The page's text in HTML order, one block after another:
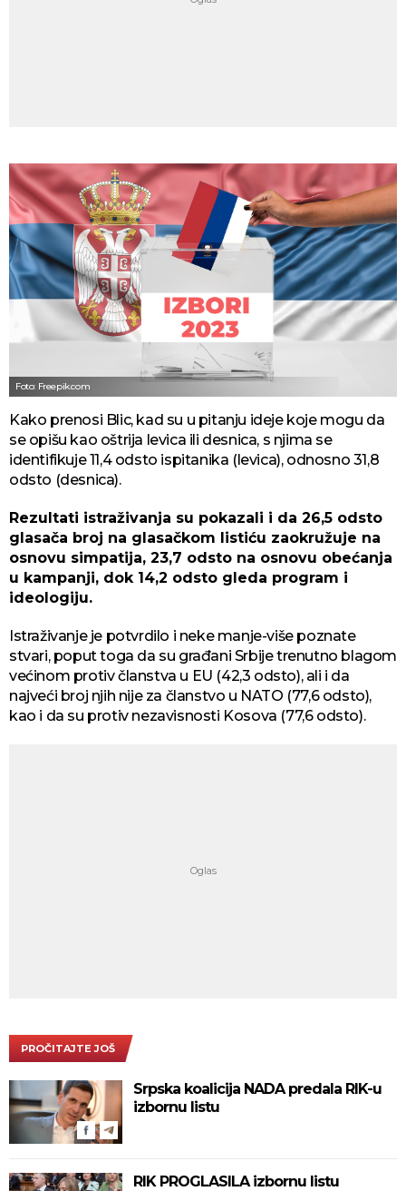
Foto: Freepik.com
Kako prenosi Blic, kad su u pitanju ideje koje mogu da
se opišu kao oštrija levica ili desnica, s njima se
identifikuje 11,4 odsto ispitanika (levica), odnosno 31,8
odsto (desnica).
Rezultati istraživanja su pokazali i da 26,5 odsto
glasača broj na glasačkom listiću zaokružuje na
osnovu simpatija, 23,7 odsto na osnovu obećanja
u kampanji, dok 14,2 odsto gleda program i
ideologiju.
Istraživanje je potvrdilo i neke manje-više poznate
stvari, poput toga da su građani Srbije trenutno blagom
većinom protiv članstva u EU (42,3 odsto), ali i da
najveći broj njih nije za članstvo u NATO (77,6 odsto),
kao i da su protiv nezavisnosti Kosova (77,6 odsto).
PROČITAJTE JOŠ
Srpska koalicija NADA predala RIK-u
izbornu listu
RIK PROGLASILA izbornu listu